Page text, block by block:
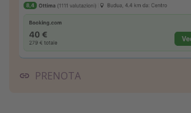
PRENOTA